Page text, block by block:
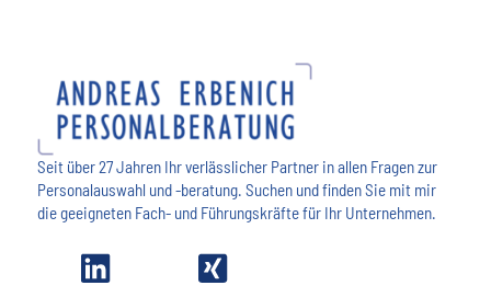
Seit über 27 Jahren Ihr verlässlicher Partner in allen Fragen zur
Personalauswahl und -beratung. Suchen und finden Sie mit mir
die geeigneten Fach- und Führungskräfte für Ihr Unternehmen.